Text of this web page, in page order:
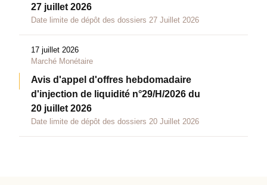
27 juillet 2026
Date limite de dépôt des dossiers 27 Juillet 2026
17 juillet 2026
Marché Monétaire
Avis d'appel d'offres hebdomadaire
d'injection de liquidité n°29/H/2026 du
20 juillet 2026
Date limite de dépôt des dossiers 20 Juillet 2026